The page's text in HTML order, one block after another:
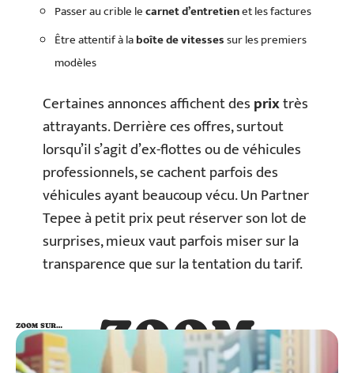
Passer au crible lecarnet d’entretienet les factures
Être attentif à laboîte de vitessessur les premiers
modèles
Certaines annonces affichent desprixtrès
attrayants. Derrière ces offres, surtout
lorsqu’il s’agit d’ex-flottes ou de véhicules
professionnels, se cachent parfois des
véhicules ayant beaucoup vécu. Un Partner
Tepee à petit prix peut réserver son lot de
surprises, mieux vaut parfois miser sur la
transparence que sur la tentation du tarif.
ZOOM
SUR…
ZOOM SUR…